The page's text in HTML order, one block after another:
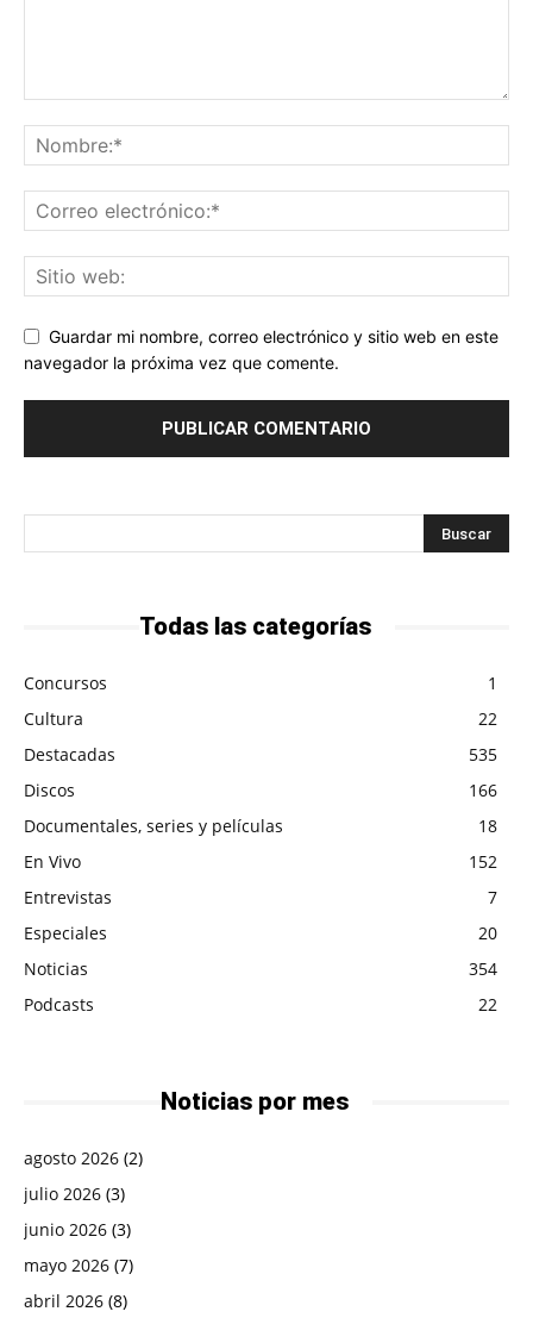
Guardar mi nombre, correo electrónico y sitio web en este
navegador la próxima vez que comente.
Todas las categorías
Concursos
1
Cultura
22
Destacadas
535
Discos
166
Documentales, series y películas
18
En Vivo
152
Entrevistas
7
Especiales
20
Noticias
354
Podcasts
22
Noticias por mes
agosto 2026 (2)
julio 2026 (3)
junio 2026 (3)
mayo 2026 (7)
abril 2026 (8)